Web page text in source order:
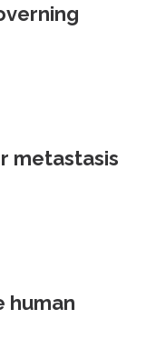
metastasis
human